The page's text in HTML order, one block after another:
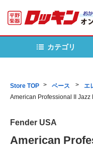
カテゴリ
Store TOP ベース エ
American Professional II Jazz
Fender USA
American